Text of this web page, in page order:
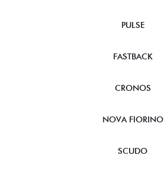
PULSE
FASTBACK
CRONOS
NOVA FIORINO
SCUDO